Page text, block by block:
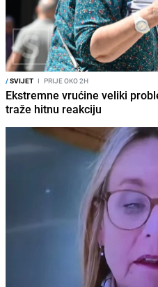
/SVIJET I PRIJE OKO 2H
Ekstremne vrućine veliki
traže hitnu reakciju